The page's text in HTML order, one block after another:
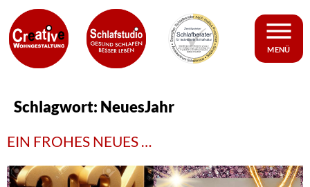
MENÜ
Schlagwort: NeuesJahr
EIN FROHES NEUES …